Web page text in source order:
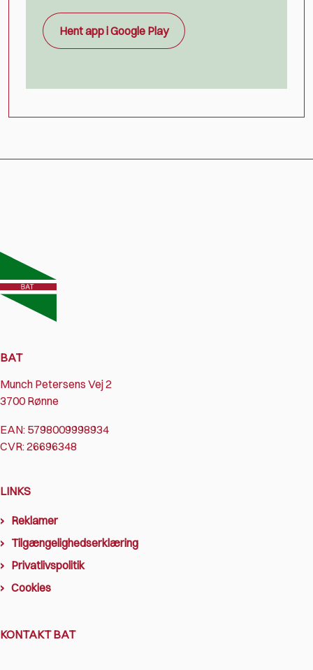
Hent app i Google Play
BAT
Munch Petersens Vej 2
3700 Rønne
EAN: 5798009998934
CVR: 26696348
LINKS
Reklamer
Tilgængelighedserklæring
Privatlivspolitik
Cookies
KONTAKT BAT